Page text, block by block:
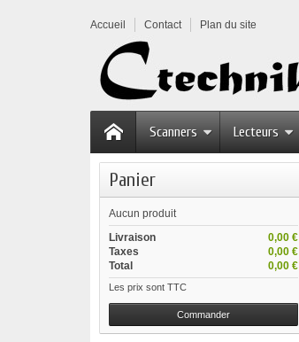
Accueil Contact Plan du site
Scanners Lecteurs
Panier
Aucun produit
0,00 €
Livraison
0,00 €
Taxes
0,00 €
Total
Les prix sont TTC
Commander